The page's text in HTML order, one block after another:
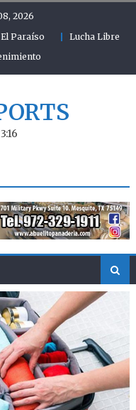
2026
El Paraíso
Lucha Libre